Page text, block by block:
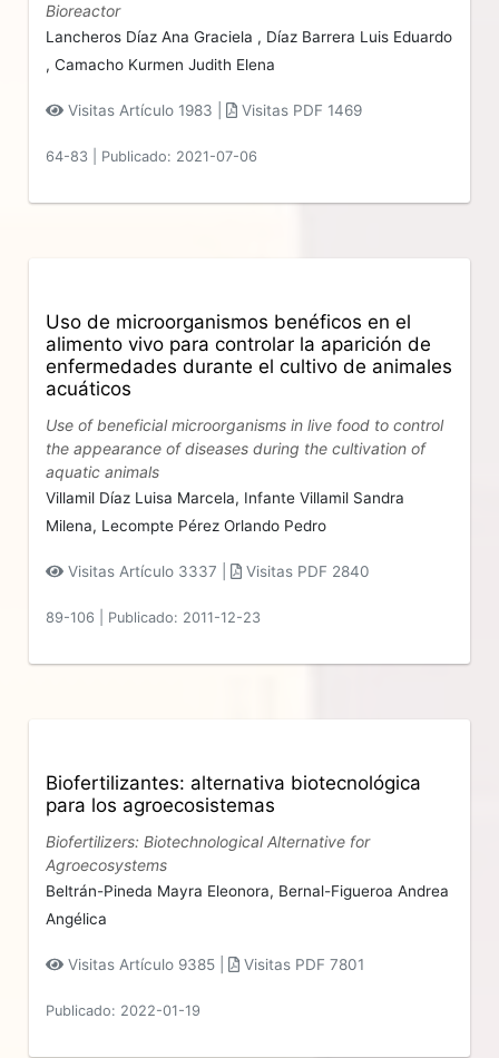
Bioreactor
Lancheros Díaz Ana Graciela , Díaz Barrera Luis Eduardo
,Camacho Kurmen Judith Elena
Visitas Artículo 1983 | Visitas PDF 1469
64-83 Publicado: 2021-07-06
Uso de microorganismos benéficos en el
alimento vivo para controlar la aparición de
enfermedades durante el cultivo de animales
acuáticos
Use of beneficial microorganisms in live food to control
the appearance of diseases during the cultivation of
aquatic animals
Villamil Díaz Luisa Marcela, Infante Villamil Sandra
Milena, Lecompte Pérez Orlando Pedro
Visitas Artículo 3337 | Visitas PDF 2840
89-106 Publicado: 2011-12-23
Biofertilizantes: alternativa biotecnológica
para los agroecosistemas
Biofertilizers: Biotechnological Alternative for
Agroecosystems
Beltrán-Pineda Mayra Eleonora, Bernal-Figueroa Andrea
Angélica
Visitas Artículo 9385 | Visitas PDF 7801
Publicado: 2022-01-19